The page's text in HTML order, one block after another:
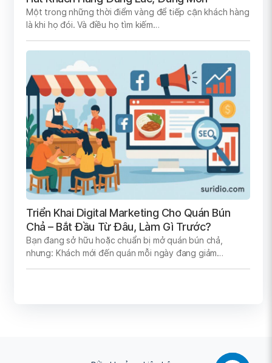
Một trong những thời điểm vàng để tiếp cận khách hàng
là khi họ đói. Và điều họ tìm kiếm…
Triển Khai Digital Marketing Cho Quán Bún
Chả – Bắt Đầu Từ Đâu, Làm Gì Trước?
Bạn đang sở hữu hoặc chuẩn bị mở quán bún chả,
nhưng: Khách mới đến quán mỗi ngày đang giảm…